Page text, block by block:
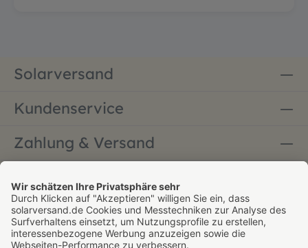
Solarversand
Kundenservice
Zahlung & Versand
Bestellung widerrufen